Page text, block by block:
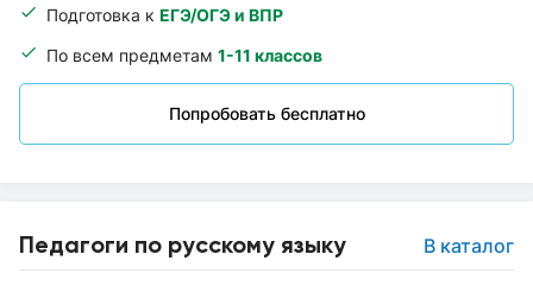
Подготовка к ЕГЭ/ОГЭ и ВПР
По всем предметам 1-11 классов
Попробовать бесплатно
Педагоги по русскому языку В каталог